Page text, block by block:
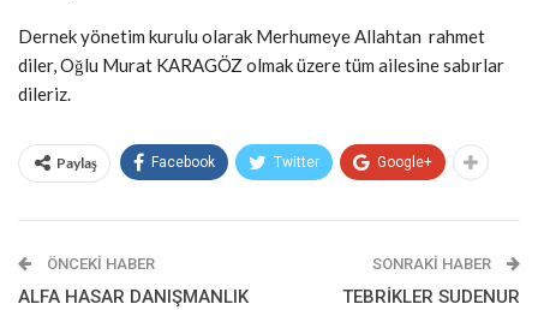
Dernek yönetim kurulu olarak Merhumeye Allahtan rahmet
diler, Oğlu Murat KARAGÖZ olmak üzere tüm ailesine sabırlar
dileriz.
Paylaş Facebook Twitter Google+
ÖNCEKI HABER
ALFA HASAR DANIŞMANLIK
SONRAKI HABER
TEBRİKLER SUDENUR